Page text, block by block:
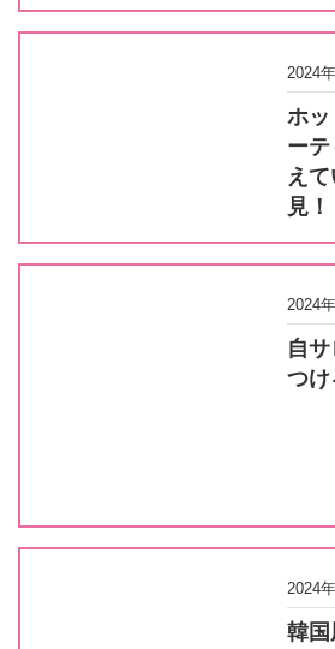
2024
ホッ
ー
え
見！
2024
自
つ
2024
韓国